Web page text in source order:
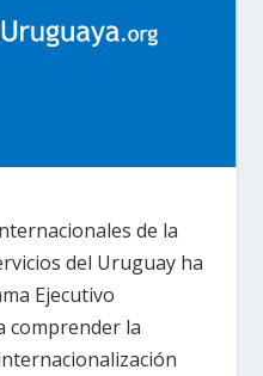
de la
del Uruguay ha
Ejecutivo
comprender la